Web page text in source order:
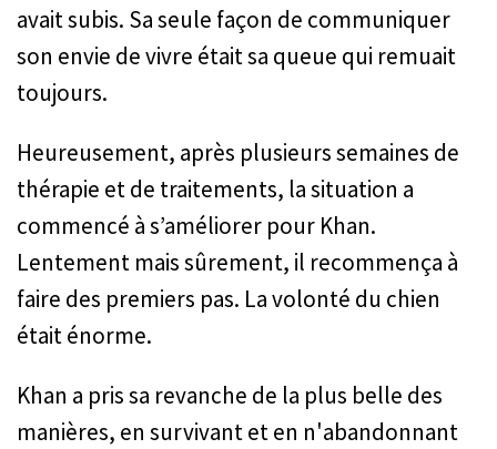
avait subis. Sa seule façon de communiquer
son envie de vivre était sa queue qui remuait
toujours.
Heureusement, après plusieurs semaines de
thérapie et de traitements, la situation a
commencé à s’améliorer pour Khan.
Lentement mais sûrement, il recommença à
faire des premiers pas. La volonté du chien
était énorme.
Khan a pris sa revanche de la plus belle des
manières, en survivant et en n'abandonnant